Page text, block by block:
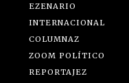
EZENARIO
INTERNACIONAL
COLUMNAZ
ZOOM POLÍTICO
REPORTAJEZ